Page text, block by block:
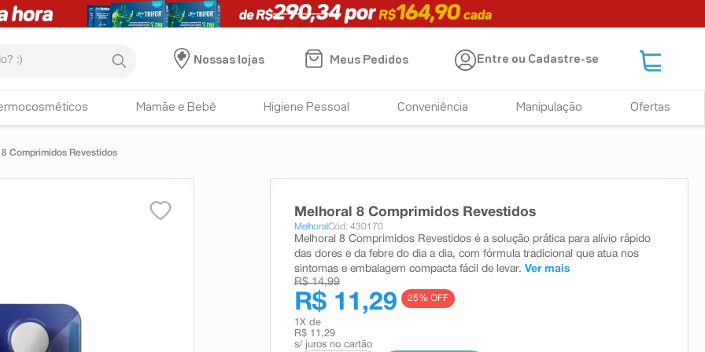
Nossas lojas
Meus Pedidos Entre ou Cadastre-se
Mamãe e Bebê Higiene Pessoal Conveniência Manipulação Ofertas
Comprimidos Revestidos
Melhoral 8 Comprimidos Revestidos
MelhoralCód: 430170
Melhoral 8 Comprimidos Revestidos é a solução prática para alívio rápido
das dores e da febre do dia a dia, com fórmula tradicional que atua nos
sintomas e embalagem compacta fácil de levar. Ver mais
R$ 14,99
R$ 11,29 25% OFF
1 X de
R$ 11,29
s/ juros no cartão